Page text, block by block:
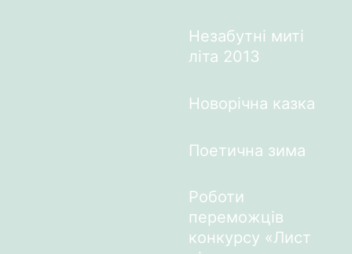
Незабутні миті
літа 2013
Новорічна казка
Поетична зима
Роботи
переможців
конкурсу «Лист